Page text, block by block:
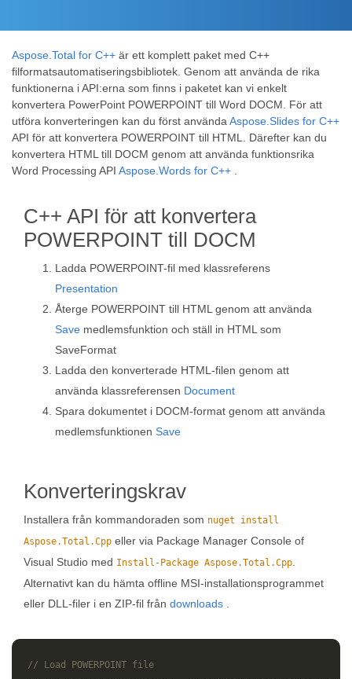
Aspose.Total for C++ är ett komplett paket med C++
filformatsautomatiseringsbibliotek. Genom att använda de rika
funktionerna i API:erna som finns i paketet kan vi enkelt
konvertera PowerPoint POWERPOINT till Word DOCM. För att
utföra konverteringen kan du först använda Aspose.Slides for C++
API för att konvertera POWERPOINT till HTML. Därefter kan du
konvertera HTML till DOCM genom att använda funktionsrika
Word Processing API Aspose.Words for C++
C++ API för att konvertera
POWERPOINT till DOCM
Ladda POWERPOINT-fil med klassreferens
Presentation
Återge POWERPOINT till HTML genom att använda
Save medlemsfunktion och ställ in HTML som
SaveFormat
Ladda den konverterade HTML-filen genom att
använda klassreferensen Document
Spara dokumentet i DOCM-format genom att använda
medlemsfunktionen Save
Konverteringskrav
Installera från kommandoraden som nuget install
Aspose.Total.Cpp eller via Package Manager Console of
Visual Studio med Install-Package Aspose.Total.Cpp
Alternativt kan du hämta offline MSI-installationsprogrammet
eller DLL-filer i en ZIP-fil från downloads
// Load POWERPOINT file